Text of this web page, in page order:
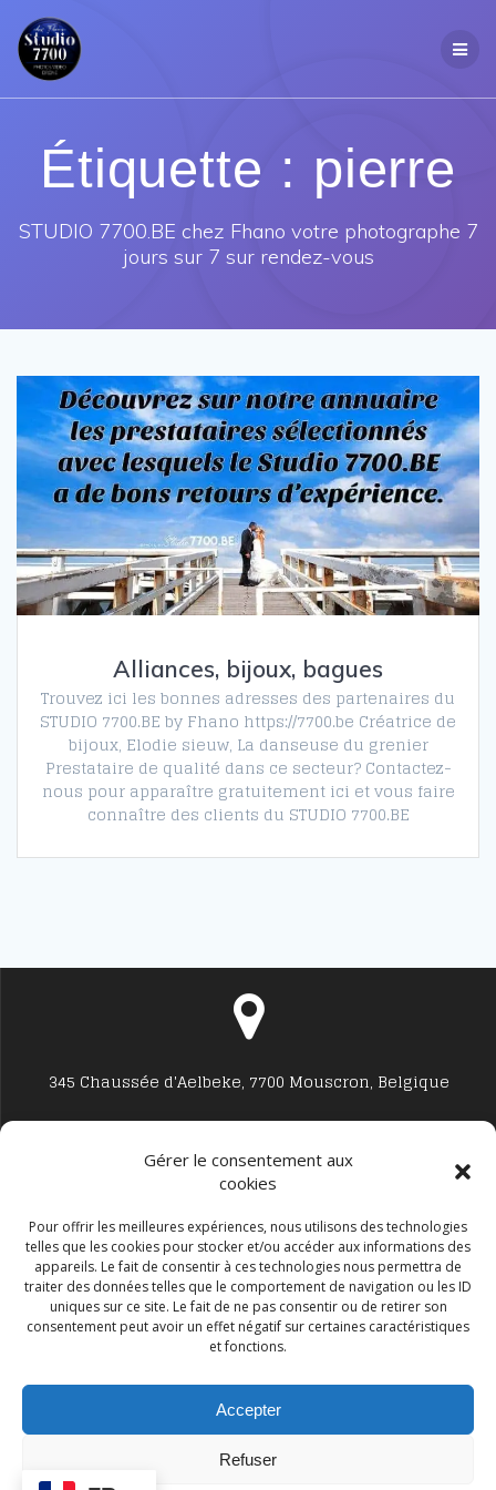
Gérer le consentement aux
cookies
Pour offrir les meilleures expériences, nous utilisons des technologies
telles que les cookies pour stocker et/ou accéder aux informations des
appareils. Le fait de consentir à ces technologies nous permettra de
traiter des données telles que le comportement de navigation ou les ID
uniques sur ce site. Le fait de ne pas consentir ou de retirer son
consentement peut avoir un effet négatif sur certaines caractéristiques
et fonctions.
Accepter
Refuser
Étiquette : pierre
STUDIO 7700.BE chez Fhano votre photographe 7
jours sur 7 sur rendez-vous
Alliances, bijoux, bagues
Trouvez ici les bonnes adresses des partenaires du
STUDIO 7700.BE by Fhano https://7700.be Créatrice de
bijoux, Elodie sieuw, La danseuse du grenier
Prestataire de qualité dans ce secteur? Contactez-
nous pour apparaître gratuitement ici et vous faire
connaître des clients du STUDIO 7700.BE
345 Chaussée d'Aelbeke, 7700 Mouscron, Belgique
Studio7700@live.be